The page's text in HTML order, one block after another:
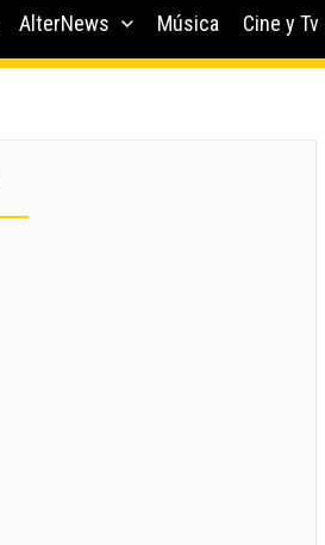
AlterNews Música Cine y Tv